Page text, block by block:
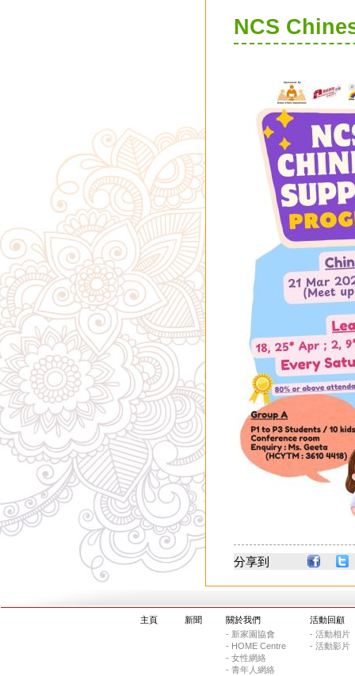
NCS
分享到
主頁 新聞
關於我們
- 新家園協會
- HOME Centre
- 女性網絡
- 青年人網絡
活動回顧
- 活動相片
- 活動影片